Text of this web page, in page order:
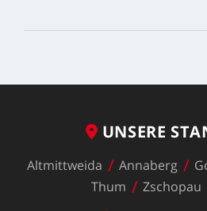
UNSERE
Altmittweida Annaberg
Thum
Zschopau